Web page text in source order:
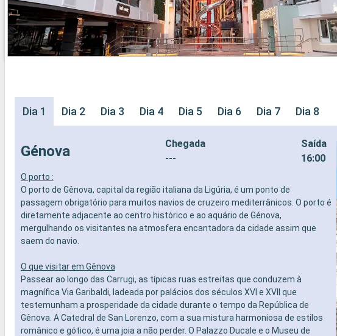
Dia 1 Dia 2 Dia 3 Dia 4 Dia 5 Dia 6 Dia 7 Dia 8
Génova
Chegada
---
Saída
16:00
O porto :
O porto de Gênova, capital da região italiana da Ligúria, é um ponto de
passagem obrigatório para muitos navios de cruzeiro mediterrânicos. O porto é
diretamente adjacente ao centro histórico e ao aquário de Génova,
mergulhando os visitantes na atmosfera encantadora da cidade assim que
saem do navio.
O que visitar em Gênova
Passear ao longo das Carrugi, as típicas ruas estreitas que conduzem à
magnífica Via Garibaldi, ladeada por palácios dos séculos XVI e XVII que
testemunham a prosperidade da cidade durante o tempo da República de
Gênova. A Catedral de San Lorenzo, com a sua mistura harmoniosa de estilos
românico e gótico, é uma joia a não perder. O Palazzo Ducale e o Museu de